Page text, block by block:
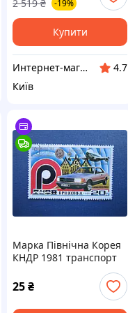
2 519 ₴ -19%
Купити
Интернет-магазин BoomMarket
4.7
Київ
Марка Північна Корея
КНДР 1981 транспорт
автомобіль Мерседес
гаш
25₴